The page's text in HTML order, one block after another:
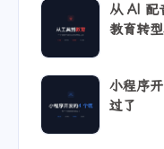
从 AI 配
教育转
小程序
过了